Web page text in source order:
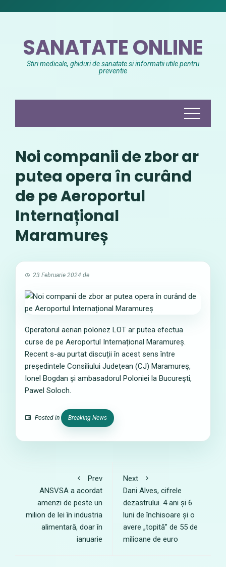
SANATATE ONLINE
Stiri medicale, ghiduri de sanatate si informatii utile pentru
preventie
Noi companii de zbor ar
putea opera în curând
de pe Aeroportul
Internațional
Maramureș
23 Februarie 2024 de
Operatorul aerian polonez LOT ar putea efectua
curse de pe Aeroportul Internațional Maramureș.
Recent s-au purtat discuții în acest sens între
preşedintele Consiliului Judeţean (CJ) Maramureş,
Ionel Bogdan și ambasadorul Poloniei la Bucureşti,
Pawel Soloch.
Posted in Breaking News
Prev
ANSVSA a acordat
amenzi de peste un
milion de lei în industria
alimentară, doar în
ianuarie
Next
Dani Alves, cifrele
dezastrului. 4 ani și 6
luni de închisoare și o
avere „topită” de 55 de
milioane de euro